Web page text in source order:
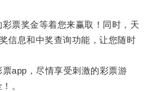
奖金等着您来赢取！同时，天
信息和中奖查询功能，让您随时
app，尽情享受刺激的彩票游
。